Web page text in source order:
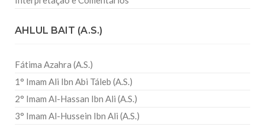
AHLUL BAIT (A.S.)
Fátima Azahra (A.S.)
1° Imam Ali Ibn Abi Táleb (A.S.)
2° Imam Al-Hassan Ibn Ali (A.S.)
3° Imam Al-Hussein Ibn Ali (A.S.)